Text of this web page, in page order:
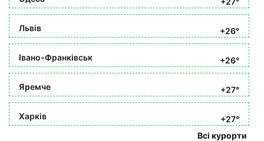
Львів +26°
Івано-Франківськ +26°
Яремче +27°
Харків
+27°
Всі курорти